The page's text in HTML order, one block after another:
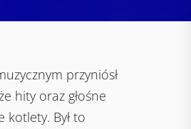
przyniósł
hity oraz głośne
kotlety. Był to